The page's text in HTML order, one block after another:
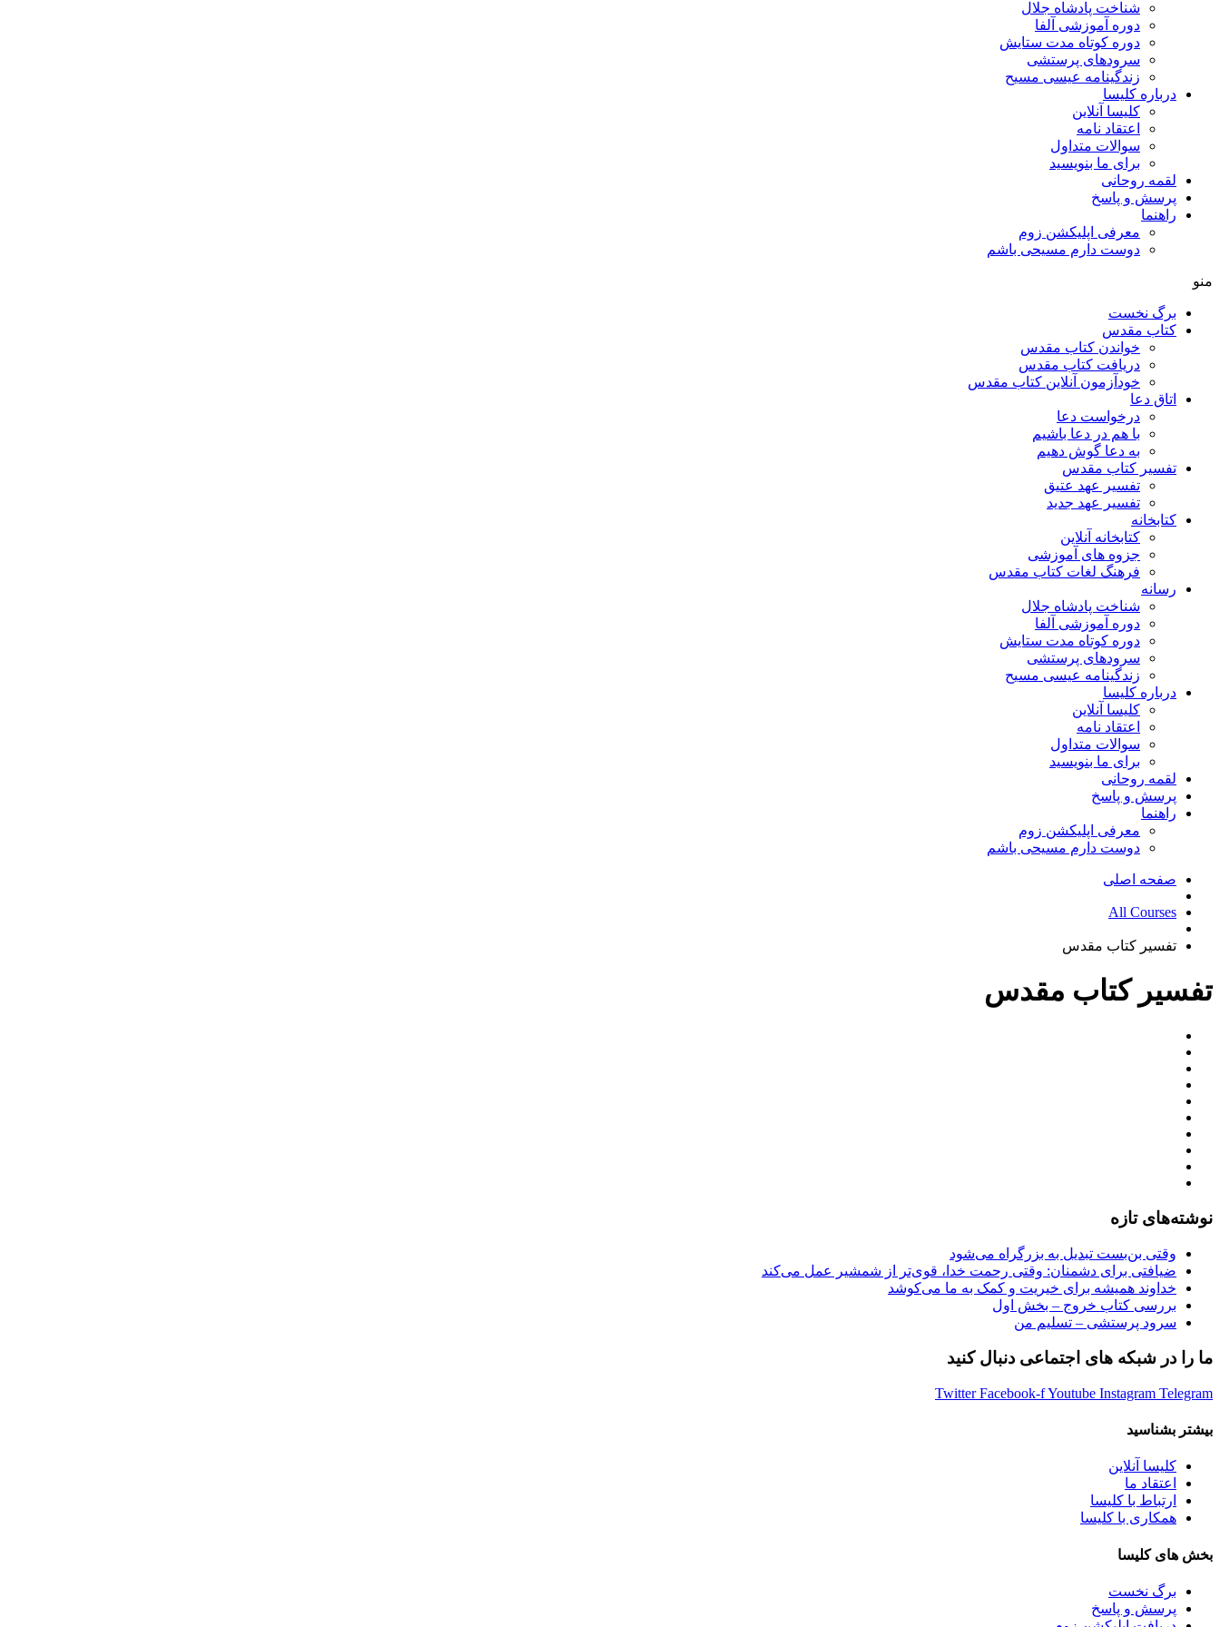
شناخت پادشاه جلال
دوره آموزشی آلفا
دوره کوتاه مدت ستایش
سرودهای پرستشی
زندگینامه عیسی مسیح
درباره کلیسا
کلیسا آنلاین
اعتقاد نامه
سوالات متداول
برای ما بنویسید
لقمه روحانی
پرسش و پاسخ
راهنما
معرفی اپلیکشن زوم
دوست دارم مسیحی باشم
منو
برگ نخست
کتاب مقدس
خواندن کتاب مقدس
دریافت کتاب مقدس
خودآزمون آنلاین کتاب مقدس
اتاق دعا
درخواست دعا
با هم در دعا باشیم
به دعا گوش دهیم
تفسیر کتاب مقدس
تفسیر عهد عتیق
تفسیر عهد جدید
کتابخانه
کتابخانه آنلاین
جزوه های آموزشی
فرهنگ لغات کتاب مقدس
رسانه
شناخت پادشاه جلال
دوره آموزشی آلفا
دوره کوتاه مدت ستایش
سرودهای پرستشی
زندگینامه عیسی مسیح
درباره کلیسا
کلیسا آنلاین
اعتقاد نامه
سوالات متداول
برای ما بنویسید
لقمه روحانی
پرسش و پاسخ
راهنما
معرفی اپلیکشن زوم
دوست دارم مسیحی باشم
صفحه اصلی
All Courses
تفسیر کتاب مقدس
تفسیر کتاب مقدس
نوشته‌های تازه
وقتی بن‌بست تبدیل به بزرگراه می‌شود
ضیافتی برای دشمنان: وقتی رحمت خدا، قوی‌تر از شمشیر عمل می‌کند
خداوند همیشه برای خیریت و کمک به ما می‌کوشد
بررسی کتاب خروج – بخش اول
سرود پرستشی – تسلیم من
ما را در شبکه های اجتماعی دنبال کنید
Twitter Facebook-fYoutube Instagram Telegram
بیشتر بشناسید
کلیسا آنلاین
اعتقاد ما
ارتباط با کلیسا
همکاری با کلیسا
بخش های کلیسا
برگ نخست
پرسش و پاسخ